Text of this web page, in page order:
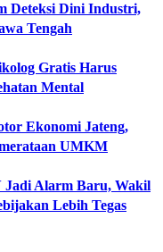
Deteksi Dini Industri,
Tengah
Gratis Harus
Mental
Ekonomi Jateng,
UMKM
Jadi Alarm Baru, Wakil
Lebih Tegas